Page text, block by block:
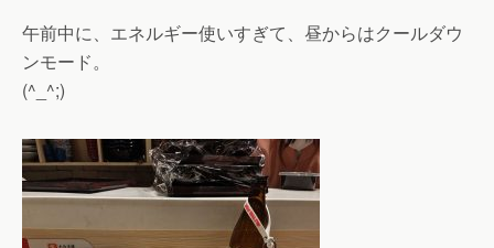
午前中に、エネルギー使いすぎて、昼からはクールダウ
ンモード。
(^_^;)